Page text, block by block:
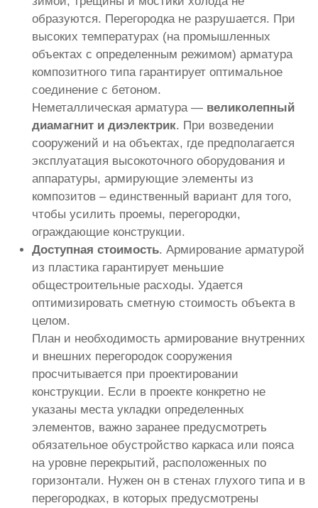
образуются. Перегородка не разрушается. При
высоких температурах (на промышленных
объектах с определенным режимом) арматура
композитного типа гарантирует оптимальное
соединение с бетоном.
Неметаллическая арматура — великолепный
диамагнит и диэлектрик. При возведении
сооружений и на объектах, где предполагается
эксплуатация высокоточного оборудования и
аппаратуры, армирующие элементы из
композитов – единственный вариант для того,
чтобы усилить проемы, перегородки,
ограждающие конструкции.
Доступная стоимость. Армирование арматурой
из пластика гарантирует меньшие
общестроительные расходы. Удается
оптимизировать сметную стоимость объекта в
целом.
План и необходимость армирование внутренних
и внешних перегородок сооружения
просчитывается при проектировании
конструкции. Если в проекте конкретно не
указаны места укладки определенных
элементов, важно заранее предусмотреть
обязательное обустройство каркаса или пояса
на уровне перекрытий, расположенных по
горизонтали. Нужен он в стенах глухого типа и в
перегородках, в которых предусмотрены